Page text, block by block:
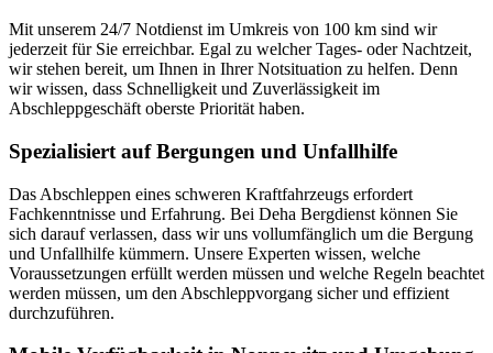
Mit unserem 24/7 Notdienst im Umkreis von 100 km sind wir
jederzeit für Sie erreichbar. Egal zu welcher Tages- oder Nachtzeit,
wir stehen bereit, um Ihnen in Ihrer Notsituation zu helfen. Denn
wir wissen, dass Schnelligkeit und Zuverlässigkeit im
Abschleppgeschäft oberste Priorität haben.
Spezialisiert auf Bergungen und Unfallhilfe
Das Abschleppen eines schweren Kraftfahrzeugs erfordert
Fachkenntnisse und Erfahrung. Bei Deha Bergdienst können Sie
sich darauf verlassen, dass wir uns vollumfänglich um die Bergung
und Unfallhilfe kümmern. Unsere Experten wissen, welche
Voraussetzungen erfüllt werden müssen und welche Regeln beachtet
werden müssen, um den Abschleppvorgang sicher und effizient
durchzuführen.